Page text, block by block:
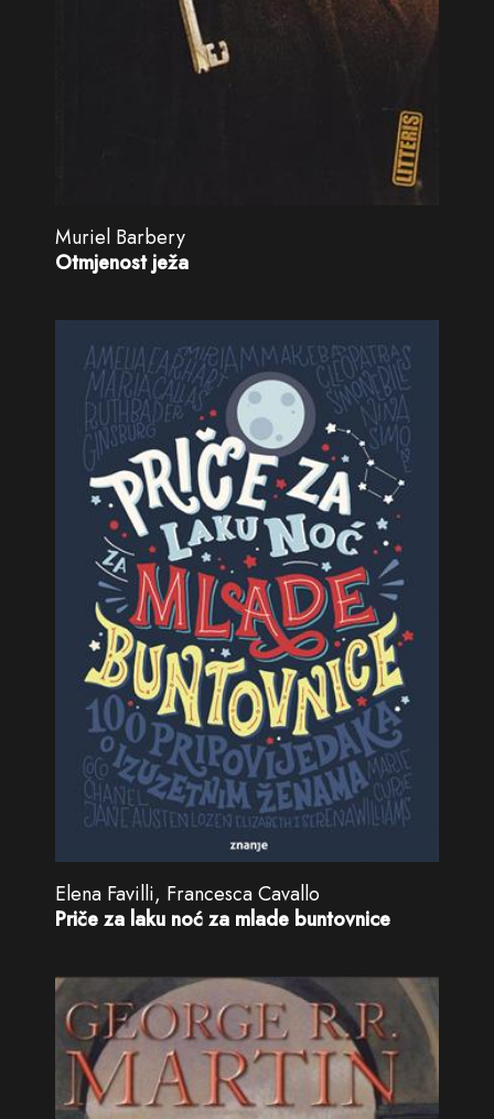
Muriel Barbery
Otmjenost ježa
Elena Favilli, Francesca Cavallo
Priče za laku noć za mlade buntovnice